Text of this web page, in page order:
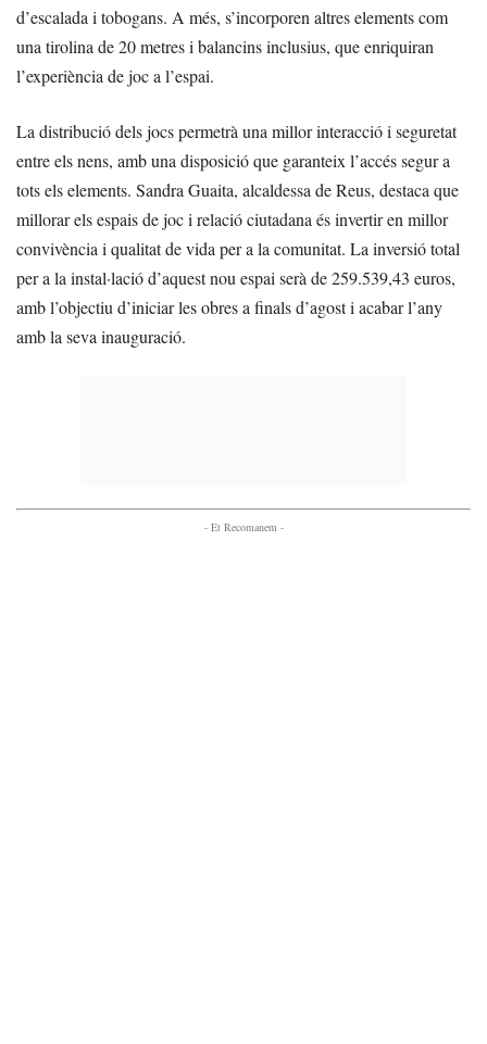
d’escalada i tobogans. A més, s’incorporen altres elements com
una tirolina de 20 metres i balancins inclusius, que enriquiran
l’experiència de joc a l’espai.
La distribució dels jocs permetrà una millor interacció i seguretat
entre els nens, amb una disposició que garanteix l’accés segur a
tots els elements. Sandra Guaita, alcaldessa de Reus, destaca que
millorar els espais de joc i relació ciutadana és invertir en millor
convivència i qualitat de vida per a la comunitat. La inversió total
per a la instal·lació d’aquest nou espai serà de 259.539,43 euros,
amb l’objectiu d’iniciar les obres a finals d’agost i acabar l’any
amb la seva inauguració.
- Et Recomanem -